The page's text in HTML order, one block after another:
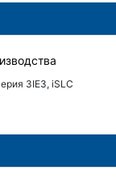
3IE3, iSLC